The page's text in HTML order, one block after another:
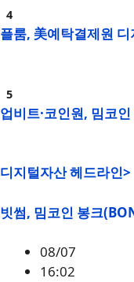
플룸, 美예탁결제원
업비트·코인원, 밈코
디지털자산 헤드라인>
빗썸, 밈코인 봉크
08/07
16:02